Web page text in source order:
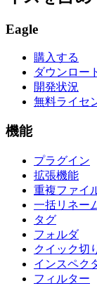
Eagle
購入する
ダウンロー
開発状況
無料ライセ
機能
プラグイン
拡張機能
重複ファイ
一括リネー
タグ
フォルダ
クイック切
インスペク
フィルター